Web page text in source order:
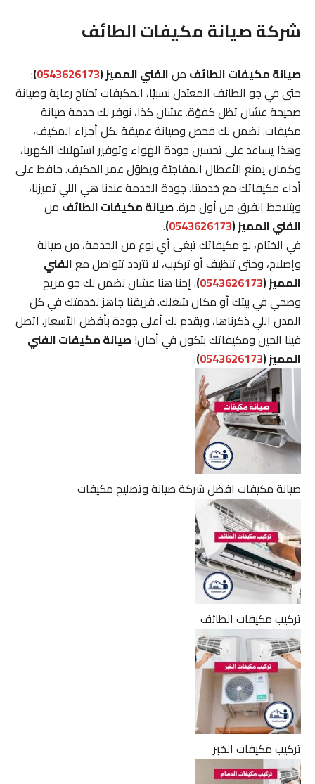
شركة صيانة مكيفات الطائف
صيانة مكيفات الطائفمنالفني المميز (0543626173
)
:
حتى في جو الطائف المعتدل نسبيًا، المكيفات تحتاج رعاية وصيانة
صحيحة عشان تظل كفؤة. عشان كذا، نوفر لك خدمة صيانة
مكيفات. نضمن لك فحص وصيانة عميقة لكل أجزاء المكيف،
وهذا يساعد على تحسين جودة الهواء وتوفير استهلاك الكهربا،
وكمان يمنع الأعطال المفاجئة ويطوّل عمر المكيف. حافظ على
أداء مكيفاتك مع خدمتنا. جودة الخدمة عندنا هي اللي تميزنا،
وبتلاحظ الفرق من أول مرة.صيانة مكيفات الطائفمن
الفني المميز (0543626173
)
.
في الختام، لو مكيفاتك تبغى أي نوع من الخدمة، من صيانة
وإصلاح، وحتى تنظيف أو تركيب، لا تتردد تتواصل معالفني
المميز (0543626173
). إحنا هنا عشان نضمن لك جو مريح
وصحي في بيتك أو مكان شغلك. فريقنا جاهز لخدمتك في كل
المدن اللي ذكرناها، ويقدم لك أعلى جودة بأفضل الأسعار. اتصل
فينا الحين ومكيفاتك بتكون في أمان!صيانة مكيفات الفني
المميز (0543626173
)
.
صيانة مكيفات افضل شركة صيانة وتصليح مكيفات
تركيب مكيفات الطائف
تركيب مكيفات الخبر